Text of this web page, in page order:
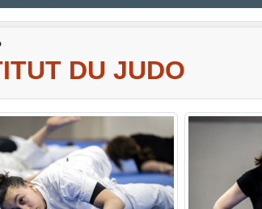
DU JUDO